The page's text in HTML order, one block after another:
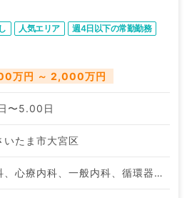
人気エリア
週4日以下の常勤勤務
万円 ～ 2,000万円
〜5.00日
いたま市大宮区
神経内科、心療内科、一般内科、循環器内科、呼吸器内科、消化器内科、内分泌・代謝内科、腎臓内科、老年内科、膠原病科